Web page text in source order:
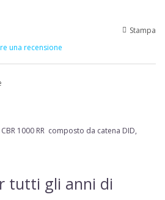
una recensione
Stampa
1000 RR composto da catena DID,
tutti gli anni di